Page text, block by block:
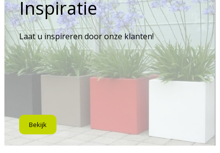
Inspiratie
Laat u inspireren door onze klanten!
Bekijk